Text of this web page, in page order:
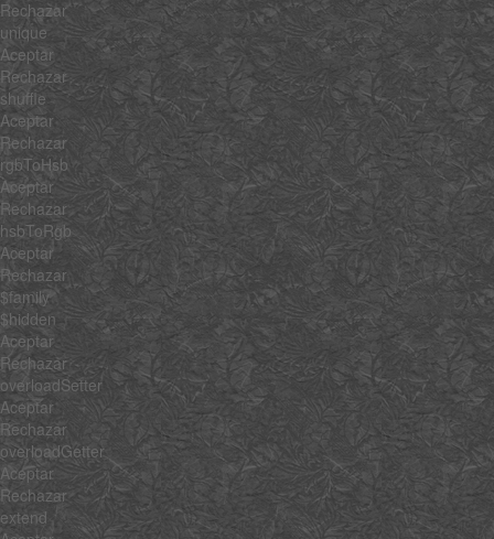
Rechazar
unique
Aceptar
Rechazar
shuffle
Aceptar
Rechazar
rgbToHsb
Aceptar
Rechazar
hsbToRgb
Aceptar
Rechazar
$family
$hidden
Aceptar
Rechazar
overloadSetter
Aceptar
Rechazar
overloadGetter
Aceptar
Rechazar
extend